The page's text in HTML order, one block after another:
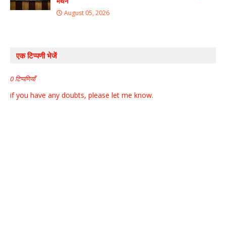
August 05, 2026
एक टिप्पणी भेजें
0 टिप्पणियाँ
if you have any doubts, please let me know.